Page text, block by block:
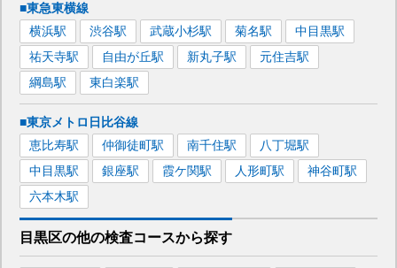
■東急東横線
横浜駅 渋谷駅 武蔵小杉駅 菊名駅 中目黒駅
祐天寺駅 自由が丘駅 新丸子駅 元住吉駅
綱島駅 東白楽駅
■東京メトロ日比谷線
恵比寿駅 仲御徒町駅 南千住駅 八丁堀駅
中目黒駅 銀座駅 霞ケ関駅 人形町駅 神谷町駅
六本木駅
目黒区の他の検査コースから探す